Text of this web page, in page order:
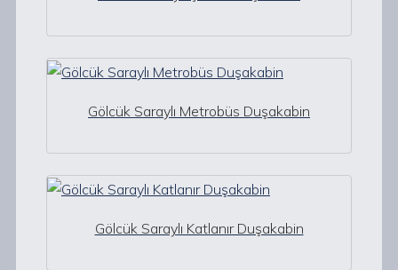
Gölcük Saraylı Metrobüs Duşakabin
Gölcük Saraylı Katlanır Duşakabin